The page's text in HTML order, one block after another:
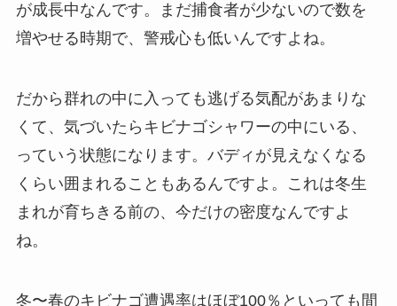
が成長中なんです。まだ捕食者が少ないので数を
増やせる時期で、警戒心も低いんですよね。
だから群れの中に入っても逃げる気配があまりな
くて、気づいたらキビナゴシャワーの中にいる、
っていう状態になります。バディが見えなくなる
くらい囲まれることもあるんですよ。これは冬生
まれが育ちきる前の、今だけの密度なんですよ
ね。
冬〜春のキビナゴ遭遇率はほぼ100％といっても間